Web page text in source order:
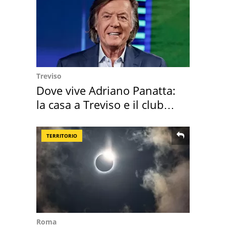
Treviso
Dove vive Adriano Panatta:
la casa a Treviso e il club
TERRITORIO
Roma